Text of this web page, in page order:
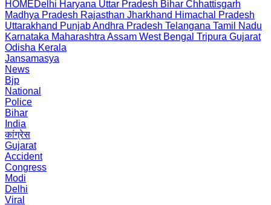
HOMEDelhi Haryana Uttar Pradesh Bihar Chhattisgarh
Madhya Pradesh Rajasthan Jharkhand Himachal Pradesh
Uttarakhand PunjabAndhra Pradesh Telangana Tamil Nadu
Karnataka Maharashtra Assam West Bengal Tripura Gujarat
Odisha Kerala
Jansamasya
News
Bjp
National
Police
Bihar
India
कांग्रेस
Gujarat
Accident
Congress
Modi
Delhi
Viral